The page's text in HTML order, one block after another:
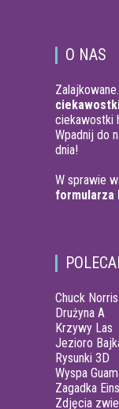
O NAS
ciekawostki
Wpadnij do
dnia!
W sprawie
formularza
Chuck Norris
Drużyna A
Krzywy Las
Jezioro
Rysunki 3D
Wyspa Guam
Zagadka
Zdjęcia